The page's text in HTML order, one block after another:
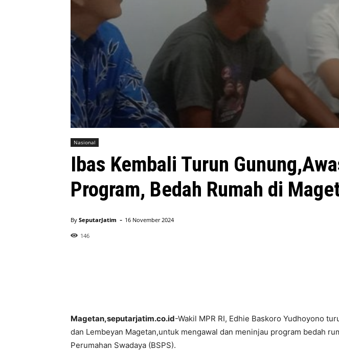
Nasional
Ibas Kembali Turun
Program, Bedah Rumah di
By SeputarJatim - 16 November 2024
146
Magetan,seputarjatim.co.id-Wakil MPR RI, Edhie Baskoro Yudhoyono
dan Lembeyan Magetan,untuk mengawal dan meninjau program bedah
Perumahan Swadaya (BSPS).